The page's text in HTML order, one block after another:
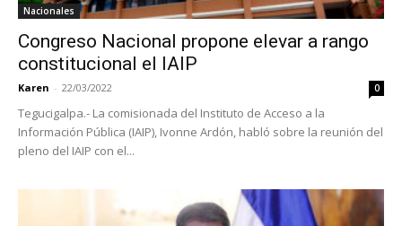
Nacionales
Congreso Nacional propone elevar a rango
constitucional el IAIP
Karen - 22/03/2022 0
Tegucigalpa.- La comisionada del Instituto de Acceso a la
Información Pública (IAIP), Ivonne Ardón, habló sobre la reunión del
pleno del IAIP con el...